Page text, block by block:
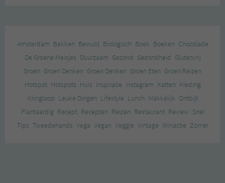
Amsterdam Bakken Bewust Biologisch Boek Boeken Chocolade
De Groene Meisjes Duurzaam Gezond Gezondheid Glutenvrij
Groen Groen Denken Groen Denken Groen Eten Groen Reizen
Hotspot Hotspots Huis Inspiratie Instagram Katten Kleding
Kringloop Leuke Dingen Lifestyle Lunch Makkelijk Ontbijt
Plantaardig Recept Recepten Reizen Restaurant Review Snel
Tips Tweedehands Vega Vegan Veggie Vintage Winactie Zomer